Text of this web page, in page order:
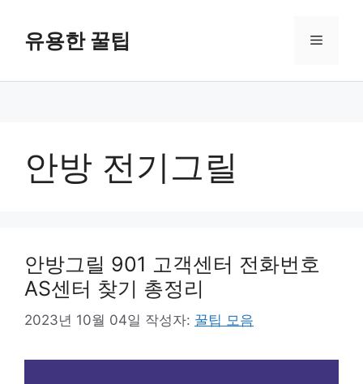
유용한 꿀팁 메
안방 전기그릴
안방그릴 901 고객센터 전화번호
AS센터 찾기 총정리
2023년 10월 04일 작성자: 꿀팁 모음